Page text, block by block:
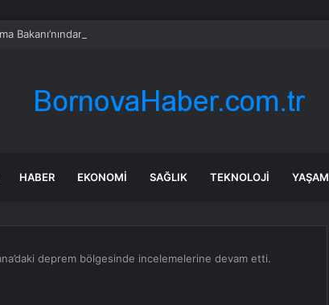
Bakanı’nından Türkiye’ye ‘İran gibi olmayın’ tehdidi
HABER EKONOMI SAĞLIK TEKNOLOJI YAŞAM
deprem bölgesinde incelemelerine devam etti.